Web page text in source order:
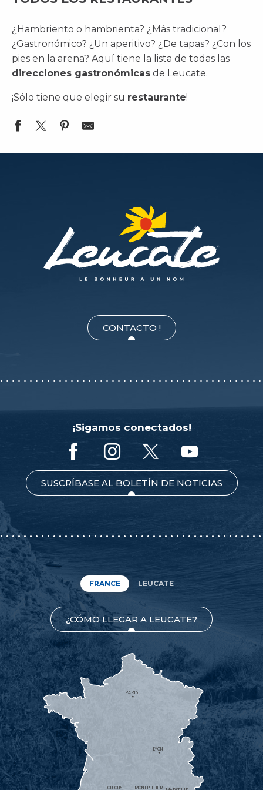
¿Hambriento o hambrienta? ¿Más tradicional?
¿Gastronómico? ¿Un aperitivo? ¿De tapas? ¿Con los
pies en la arena? Aquí tiene la lista de todas las
direcciones gastronómicas de Leucate.
¡Sólo tiene que elegir su restaurante!
Couscous de l'Orient
La Closerie
L'Etage
Bodega El Flamingo
CONTACTO !
¡Sigamos conectados!
SUSCRÍBASE AL BOLETÍN DE NOTICIAS
FRANCE LEUCATE
¿CÓMO LLEGAR A LEUCATE?
MONTPELLIER
TOULOUSE
LYON
PARIS